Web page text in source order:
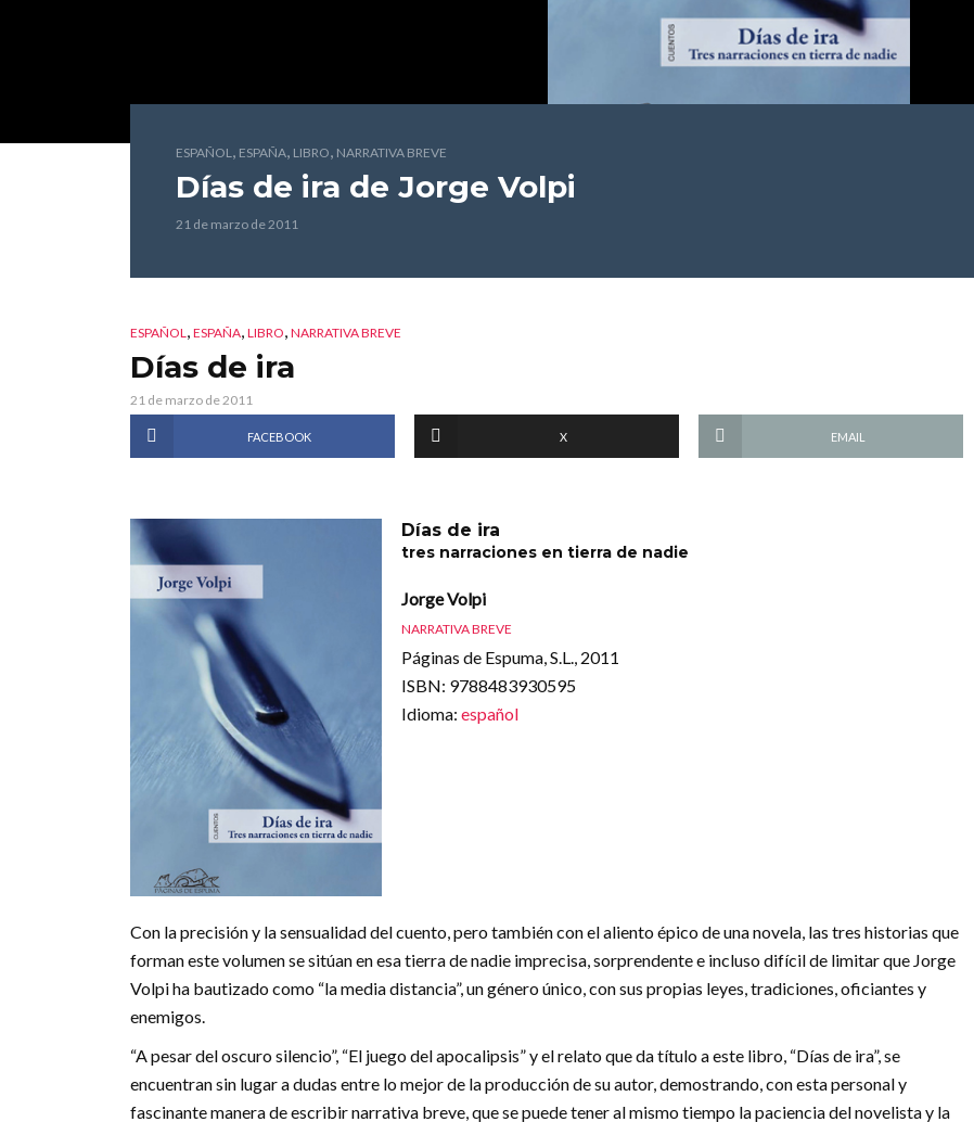
ESPAÑOL, ESPAÑA, LIBRO, NARRATIVA BREVE
Días de ira de Jorge Volpi
21 de marzo de 2011
ESPAÑOL, ESPAÑA, LIBRO, NARRATIVA BREVE
Días de ira
21 de marzo de 2011
FACEBOOK X EMAIL
Días de ira
tres narraciones en tierra de nadie
Jorge Volpi
NARRATIVA BREVE
Páginas de Espuma, S.L., 2011
ISBN: 9788483930595
Idioma: español
Con la precisión y la sensualidad del cuento, pero también con el aliento épico de una novela, las tres historias que
forman este volumen se sitúan en esa tierra de nadie imprecisa, sorprendente e incluso difícil de limitar que Jorge
Volpi ha bautizado como “la media distancia”, un género único, con sus propias leyes, tradiciones, oficiantes y
enemigos.
“A pesar del oscuro silencio”, “El juego del apocalipsis” y el relato que da título a este libro, “Días de ira”, se
encuentran sin lugar a dudas entre lo mejor de la producción de su autor, demostrando, con esta personal y
fascinante manera de escribir narrativa breve, que se puede tener al mismo tiempo la paciencia del novelista y la